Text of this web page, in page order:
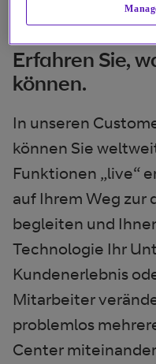
Erfahren Sie,
können.
In unseren
können Sie
Funktionen „live“
auf Ihrem Weg zur
begleiten und
Technologie Ihr
Kundenerlebnis
Mitarbeiter
problemlos
Center